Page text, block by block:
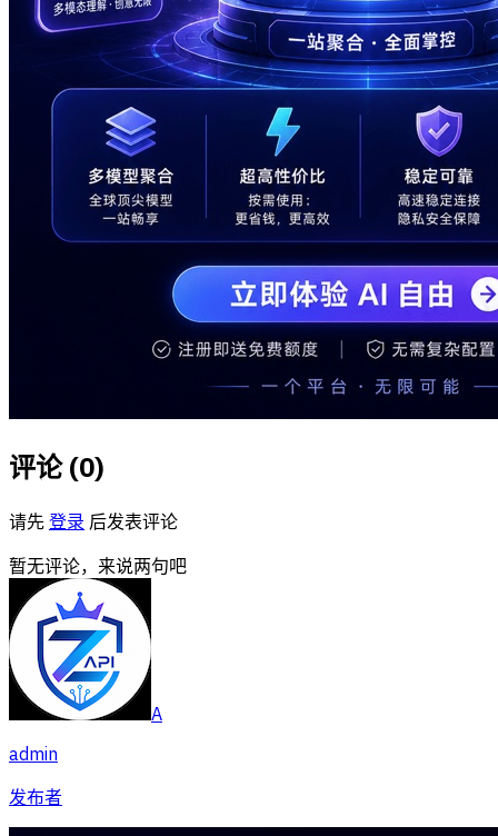
评论 (0)
请先 登录 后发表评论
暂无评论，来说两句吧
A
admin
发布者